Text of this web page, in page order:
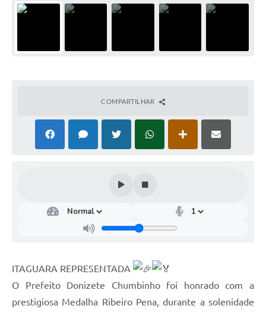
COMPARTILHAR
ITAGUARA REPRESENTADA
O Prefeito Donizete Chumbinho foi honrado com a
prestigiosa Medalha Ribeiro Pena, durante a solenidade